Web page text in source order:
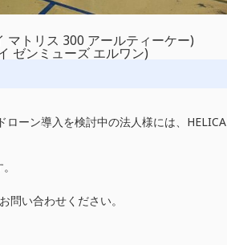
トリス 300 アールティーケー)
ゼンミューズ エルワン)
ーン導入を検討中の法人様には、HELICA
問い合わせください。